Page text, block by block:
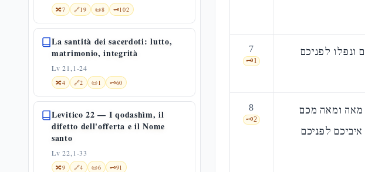
🔀7 🔗19 📜8 🗝️102
La santità dei sacerdoti: lutto,
matrimonio, integrità
Lv 21,1-24
🔀4 🔗2 📜1 🗝️60
Levitico 22 — I qodashìm, il
difetto dell'offerta e il Nome
santo
Lv 22,1-33
🔀9 🔗4 📜6 🗝️91
7
🗝️1
ונפלו לפניכם
8
🗝️2
מאה ומאה מכם
לפניכם